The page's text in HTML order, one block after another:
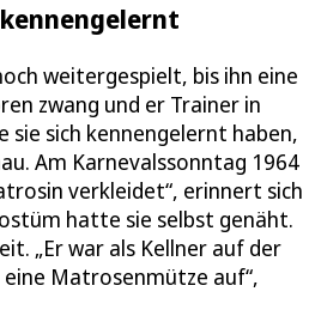
weitergespielt, bis ihn eine
zwang und er Trainer in
sie sich kennengelernt haben,
Am Karnevalssonntag 1964
verkleidet“, erinnert sich
hatte sie selbst genäht.
„Er war als Kellner auf der
Matrosenmütze auf“,